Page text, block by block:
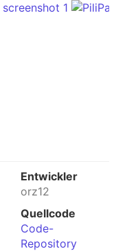
Entwickler
orz12
Quellcode
Code-
Repository